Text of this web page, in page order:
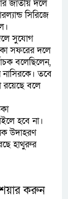
মাদকসহ
জাতীয় দলে
সিরিজে
সুযোগ
সফরের দলে
বলেছিলেন,
নাসিরকে। তবে
রয়েছে বলে
হবে না।
উদাহরণ
হাথুরুর
করুন